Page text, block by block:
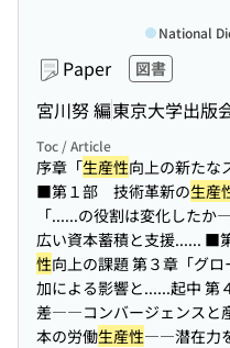
Paper 図書
宮川努 編東京大学出版
National
Toc / Article
序章「生産性向上の新た
■第１部 技術革新の生産
「......の役割は変化したか
広い資本蓄積と支援...... ■
性向上の課題 第３章「グロ
加による影響と......起中 第
差――コンバージェンスと
本の労働生産性――潜在力